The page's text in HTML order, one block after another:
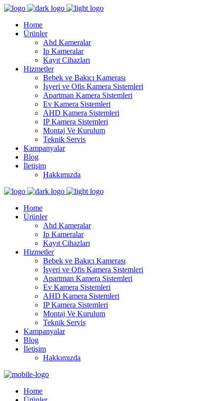
Home
Ürünler
Ahd Kameralar
Ip Kameralar
Kayıt Cihazları
Hizmetler
Bebek ve Bakıcı Kamerası
İşyeri ve Ofis Kamera Sistemleri
Apartman Kamera Sistemleri
Ev Kamera Sistemleri
AHD Kamera Sistemleri
IP Kamera Sistemleri
Montaj Ve Kurulum
Teknik Servis
Kampanyalar
Blog
İletişim
Hakkımızda
Home
Ürünler
Ahd Kameralar
Ip Kameralar
Kayıt Cihazları
Hizmetler
Bebek ve Bakıcı Kamerası
İşyeri ve Ofis Kamera Sistemleri
Apartman Kamera Sistemleri
Ev Kamera Sistemleri
AHD Kamera Sistemleri
IP Kamera Sistemleri
Montaj Ve Kurulum
Teknik Servis
Kampanyalar
Blog
İletişim
Hakkımızda
Home